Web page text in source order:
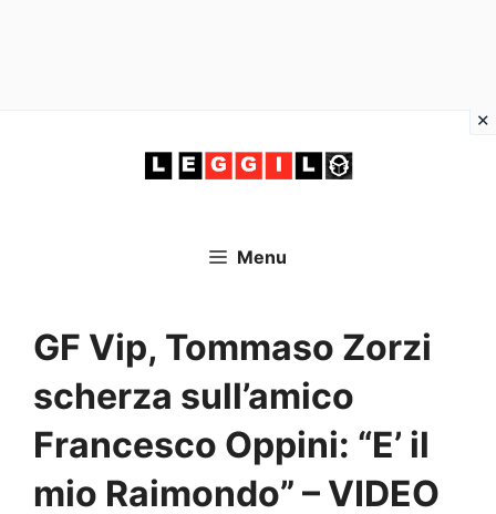
Menu
GF Vip, Tommaso Zorzi
scherza sull’amico
Francesco Oppini: “E’ il
mio Raimondo” – VIDEO